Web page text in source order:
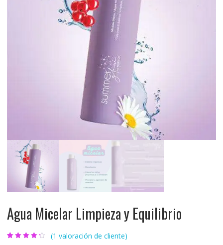
Agua Micelar Limpieza y Equilibrio
(1 valoración de cliente)